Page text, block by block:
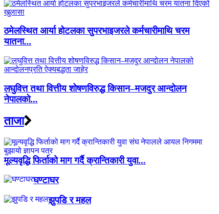
ठमेलस्थित आर्या होटलका सुपरभाइजरले कर्मचारीमाथि चरम
यातना...
लघुवित्त तथा वित्तीय शोषणविरुद्ध किसान–मजदुर आन्दोलन
नेपालको...
ताजा
मूल्यवृद्धि फिर्ताको माग गर्दै क्रान्तिकारी युवा...
घण्टाघर
झुपडि र महल